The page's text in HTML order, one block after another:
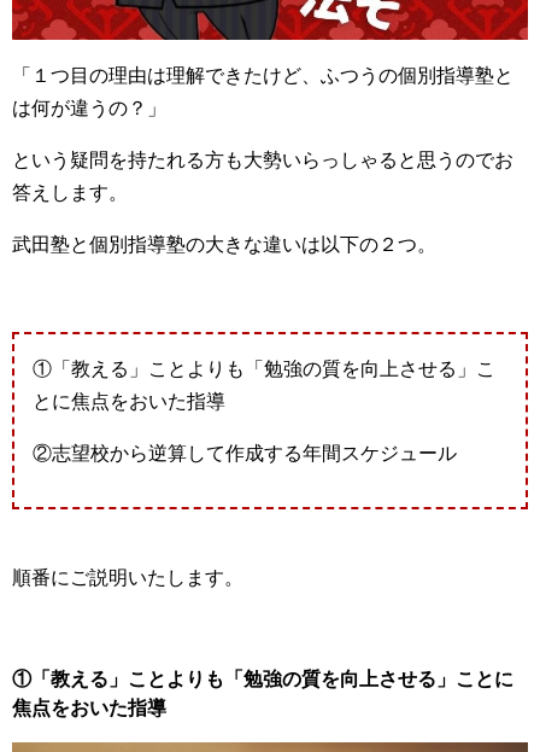
「１つ目の理由は理解できたけど、ふつうの個別指導塾と
は何が違うの？」
という疑問を持たれる方も大勢いらっしゃると思うのでお
答えします。
武田塾と個別指導塾の大きな違いは以下の２つ。
①「教える」ことよりも「勉強の質を向上させる」こ
とに焦点をおいた指導
②志望校から逆算して作成する年間スケジュール
順番にご説明いたします。
①「教える」ことよりも「勉強の質を向上させる」ことに
焦点をおいた指導